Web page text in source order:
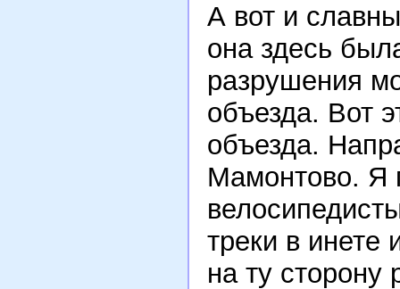
А вот и
она здесь
разрушения
объезда. Вот
объезда.
Мамонтово. Я
треки в
на ту сторону